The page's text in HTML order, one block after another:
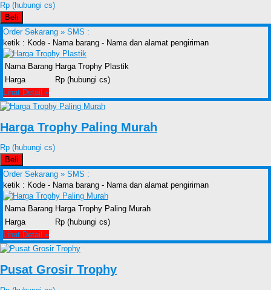
Rp (hubungi cs)
Beli
Order Sekarang » SMS :
ketik : Kode - Nama barang - Nama dan alamat pengiriman
Nama Barang Harga Trophy Plastik
Harga
Rp (hubungi cs)
Lihat Detail »
Harga Trophy Paling Murah
Rp (hubungi cs)
Beli
Order Sekarang » SMS :
ketik : Kode - Nama barang - Nama dan alamat pengiriman
Nama Barang Harga Trophy Paling Murah
Harga
Rp (hubungi cs)
Lihat Detail »
Pusat Grosir Trophy